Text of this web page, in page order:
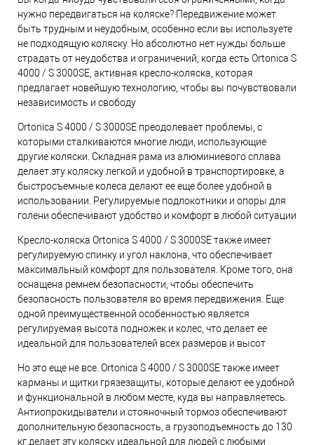
нужно передвигаться на коляске? Передвижение может
быть трудным и неудобным, особенно если вы используете
не подходящую коляску. Но абсолютно нет нужды больше
страдать от неудобства и ограничений, когда есть Ortonica S
4000 / S 3000SE, активная кресло-коляска, которая
предлагает новейшую технологию, чтобы вы почувствовали
независимость и свободу
Ortonica S 4000 / S 3000SE преодолевает проблемы, с
которыми сталкиваются многие люди, использующие
другие коляски. Складная рама из алюминиевого сплава
делает эту коляску легкой и удобной в транспортировке, а
быстросъемные колеса делают ее еще более удобной в
использовании. Регулируемые подлокотники и опоры для
голени обеспечивают удобство и комфорт в любой ситуации
Кресло-коляска Ortonica S 4000 / S 3000SE также имеет
регулируемую спинку и угол наклона, что обеспечивает
максимальный комфорт для пользователя. Кроме того, она
оснащена ремнем безопасности, чтобы обеспечить
безопасность пользователя во время передвижения. Еще
одной преимущественной особенностью является
регулируемая высота подножек и колес, что делает ее
идеальной для пользователей всех размеров и высот
Но это еще не все. Ortonica S 4000 / S 3000SE также имеет
карманы и щитки грязезащиты, которые делают ее удобной
и функциональной в любом месте, куда вы направляетесь.
Антиопрокидыватели и стояночный тормоз обеспечивают
дополнительную безопасность, а грузоподъемность до 130
кг делает эту коляску идеальной для людей с любыми